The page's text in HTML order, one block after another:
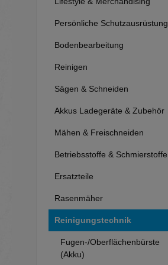
Persönliche Schutzausrüstung
Bodenbearbeitung
Reinigen
Sägen & Schneiden
Akkus Ladegeräte & Zubehör
Mähen & Freischneiden
Betriebsstoffe & Schmierstoffe
Ersatzteile
Rasenmäher
Reinigungstechnik
Fugen-/Oberflächenbürste
(Akku)